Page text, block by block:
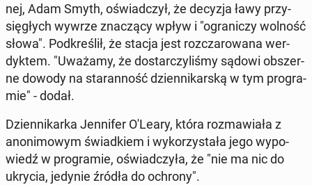
nej, Adam Smyth, oświad­czył, że decyzja ławy przy­
się­głych wywrze zna­czą­cy wpływ i "ogra­ni­czy wolność
słowa". Pod­kre­ślił, że stacja jest roz­cza­ro­wa­na wer­
dyk­tem. "Uważamy, że do­star­czy­li­śmy sądowi ob­szer­
ne dowody na sta­ran­ność dzien­ni­kar­ską w tym pro­gra­
mie" - dodał.
Dzien­ni­kar­ka Jen­ni­fer O'Leary, która roz­ma­wia­ła z
ano­ni­mo­wym świad­kiem i wy­ko­rzy­sta­ła jego wy­po­
wiedź w pro­gra­mie, oświad­czy­ła, że "nie ma nic do
ukrycia, jedynie źródła do ochrony".